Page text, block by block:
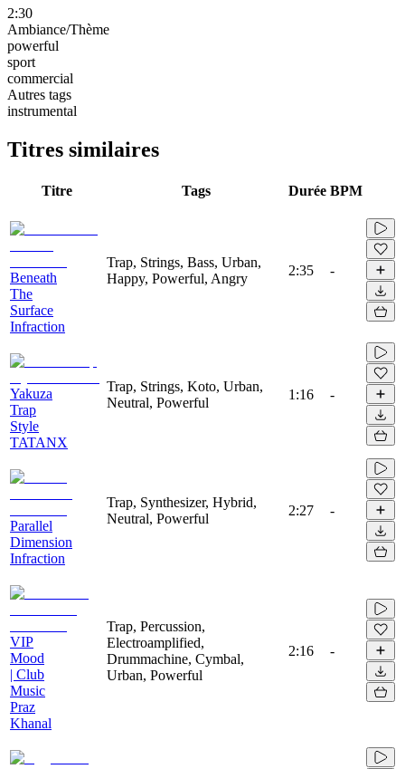
2:30
Ambiance/Thème
powerful
sport
commercial
Autres tags
instrumental
Titres similaires
Titre Tags Durée BPM
Beneath
The
Surface
Infraction
Trap, Strings, Bass, Urban,
Happy, Powerful, Angry
2:35 -
Yakuza
Trap
Style
TATANX
Trap, Strings, Koto, Urban,
Neutral, Powerful
1:16 -
Parallel
Dimension
Infraction
Trap, Synthesizer, Hybrid,
Neutral, Powerful
2:27 -
VIP
Mood
| Club
Music
Praz
Khanal
Trap, Percussion,
Electroamplified,
Drummachine, Cymbal,
Urban, Powerful
2:16 -